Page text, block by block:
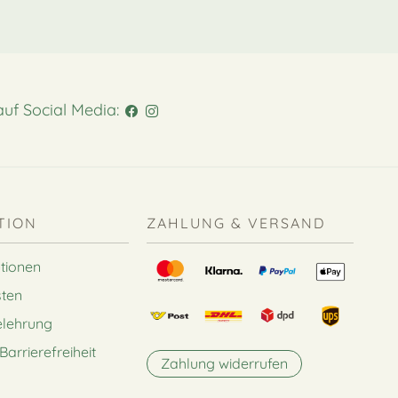
Social Media:
ZAHLUNG & VERSAND
Zahlung widerrufen